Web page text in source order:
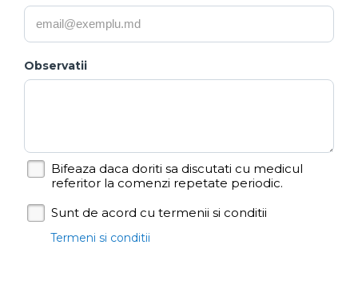
Observatii
Bifeaza daca doriti sa discutati cu medicul
referitor la comenzi repetate periodic.
Sunt de acord cu termenii si conditii
Termeni si conditii